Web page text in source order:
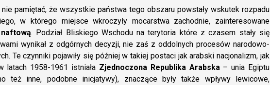
pamiętać, że wszystkie państwa tego obszaru powstały wskutek rozpadu
w którego miejsce wkroczyły mocarstwa zachodnie, zainteresowane
. Podział Bliskiego Wschodu na terytoria które z czasem stały się
wynikał z odgórnych decyzji, nie zaś z oddolnych procesów narodowo-
Te czynniki pojawiły się później w takiej postaci jak arabski nacjonalizm, jak
latach 1958-1961 istniała Zjednoczona Republika Arabska– unia Egiptu
też inne, podobne inicjatywy), znaczące były także wpływy lewicowe,